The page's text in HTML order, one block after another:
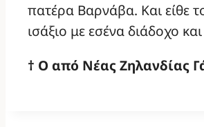
πατέρα Βαρνάβα. Και είθε
ισάξιο με εσένα διάδοχο
† Ο από Νέας Ζηλανδίας